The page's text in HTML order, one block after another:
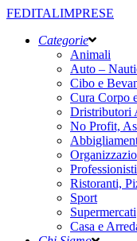
FEDITALIMPRESE
Categorie
Animali
Auto –
Cibo e
Cura Corpo
Dristributori
No Profit,
Ristoranti,
Sport
Supermercati
Casa e